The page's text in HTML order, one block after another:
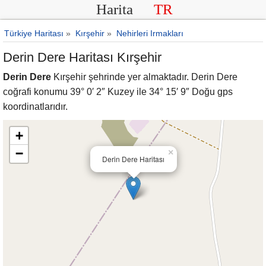
Harita TR
Türkiye Haritası » Kırşehir » Nehirleri Irmakları
Derin Dere Haritası Kırşehir
Derin Dere Kırşehir şehrinde yer almaktadır. Derin Dere
coğrafi konumu 39° 0′ 2″ Kuzey ile 34° 15′ 9″ Doğu gps
koordinatlarıdır.
Derin Dere Haritası
×
+
−